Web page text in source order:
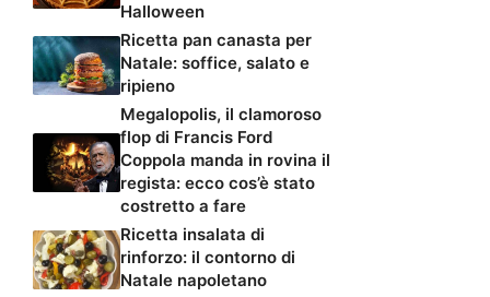
Halloween
Ricetta pan canasta per
Natale: soffice, salato e
ripieno
Megalopolis, il clamoroso
flop di Francis Ford
Coppola manda in rovina il
regista: ecco cos’è stato
costretto a fare
Ricetta insalata di
rinforzo: il contorno di
Natale napoletano